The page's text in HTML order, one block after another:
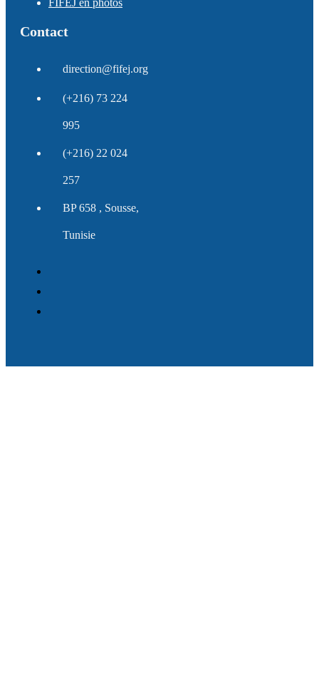
FIFEJ en photos
Contact
direction@fifej.org
(+216) 73 224
995
(+216) 22 024
257
BP 658 , Sousse,
Tunisie